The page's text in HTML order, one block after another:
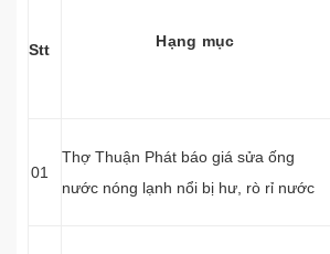
Stt Hạng mục
01
Thợ Thuận Phát báo giá sửa ống
nước nóng lạnh nổi bị hư, rò rỉ nước